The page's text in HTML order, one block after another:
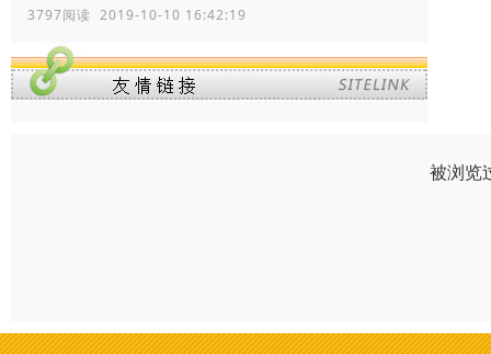
3797阅读 2019-10-10 16:42:19
被浏览